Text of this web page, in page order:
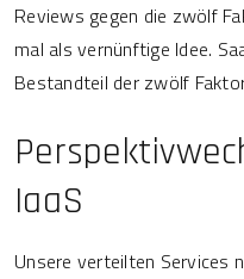
Reviews gegen die zwölf
mal als vernünftige Idee.
Bestandteil der zwölf
IaaS
Unsere verteilten Services